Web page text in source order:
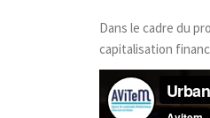
Dans le cadre du
capitalisation